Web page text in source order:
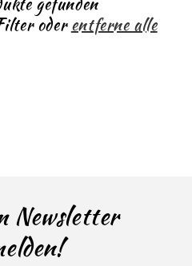
oderentferne alle
Newsletter